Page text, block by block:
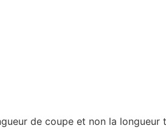
de coupe et non la